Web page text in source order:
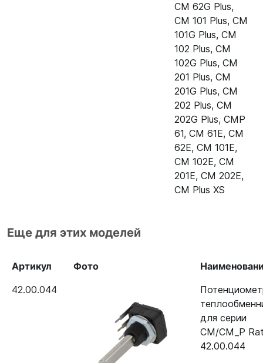
40.00.464
40.00.464
40.00.464
40.00.464
40.00.464
40.00.464
Пароконвектомат Rational CM
Пароконвектомат Rational CM
40.00.464
Пароконвектомат Rational CM
40.00.464
Пароконвектомат Rational CM
40.00.464
CM 62G Plus,
CM 101 Plus, CM
101G Plus, CM
102 Plus, CM
102G Plus, CM
201 Plus, CM
201G Plus, CM
202 Plus, CM
202G Plus, CMP
61, CM 61E, CM
62E, CM 101E,
CM 102E, CM
201E, CM 202E,
CM Plus XS
Еще для этих моделей
Артикул Фото
42.00.044
для серии
CM/CM_P
42.00.044